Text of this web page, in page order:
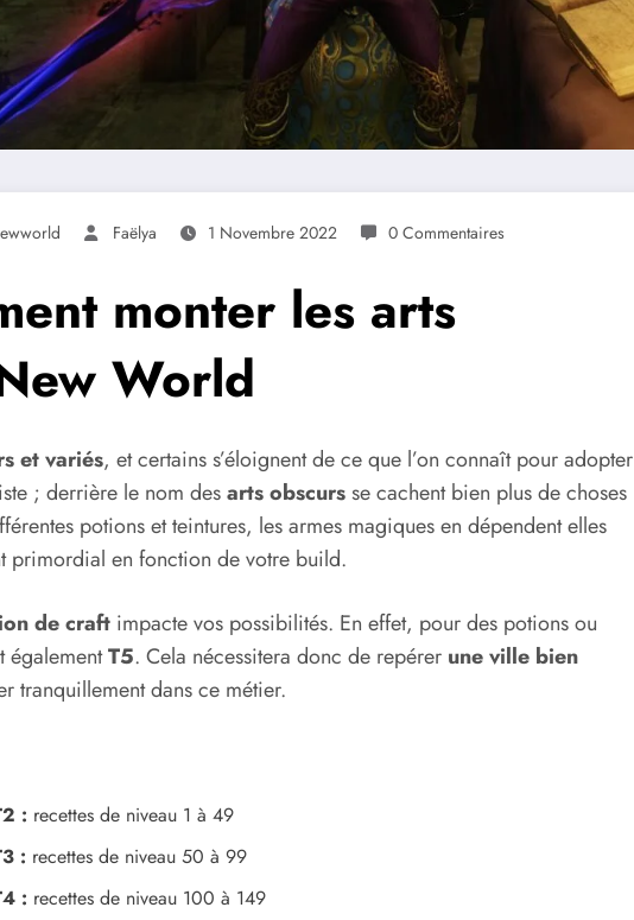
Faëlya 1 Novembre 2022 0 Commentaires
monter les arts
World
et variés, et certains s’éloignent de ce que l’on connaît pour adopter
; derrière le nom desarts obscursse cachent bien plus de choses
potions et teintures, les armes magiques en dépendent elles
primordial en fonction de votre build.
de craft impacte vos possibilités. En effet, pour des potions ou
égalementT5. Cela nécessitera donc de repérer une ville bien
tranquillement dans ce métier.
: recettes de niveau 1 à 49
: recettes de niveau 50 à 99
: recettes de niveau 100 à 149